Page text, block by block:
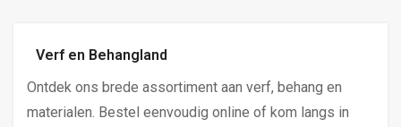
Verf en Behangland
Ontdek ons brede assortiment aan verf, behang en
materialen. Bestel eenvoudig online of kom langs in